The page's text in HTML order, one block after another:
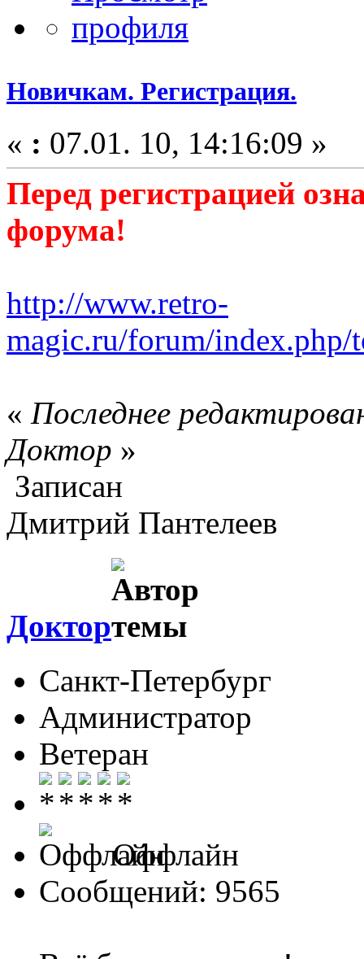
Новичкам. Регистрация.
« : 07.01. 10, 14:16:09 »
Перед регистрацией
форума!
http://www.retro-
magic.ru/forum/
« Последнее
Доктор »
Записан
Дмитрий Пантелеев
Доктор
Санкт-Петербург
Администратор
Ветеран
Оффлайн
Сообщений: 9565